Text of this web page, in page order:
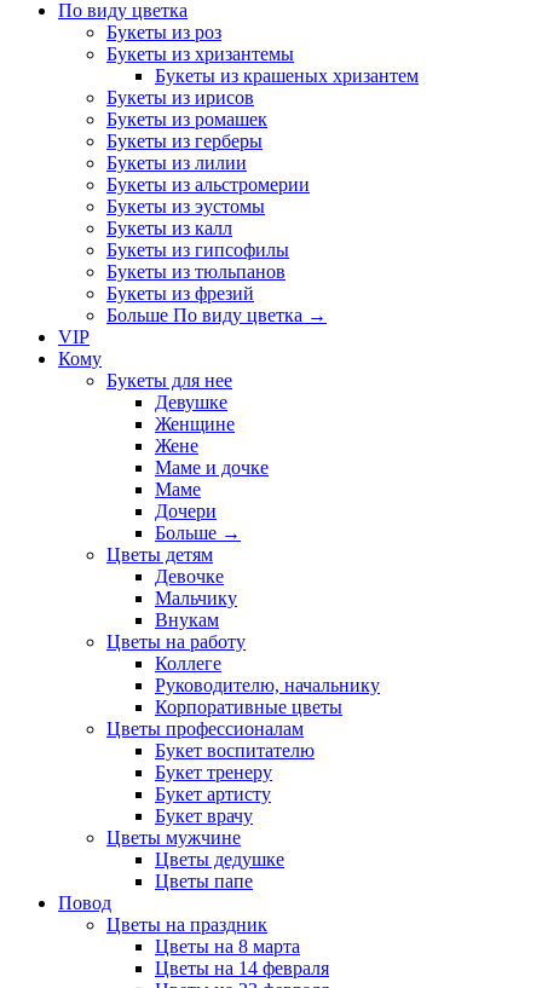
По виду цветка
Букеты из роз
Букеты из хризантемы
Букеты из крашеных хризантем
Букеты из ирисов
Букеты из ромашек
Букеты из герберы
Букеты из лилии
Букеты из альстромерии
Букеты из эустомы
Букеты из калл
Букеты из гипсофилы
Букеты из тюльпанов
Букеты из фрезий
Больше По виду цветка →
VIP
Кому
Букеты для нее
Девушке
Женщине
Жене
Маме и дочке
Маме
Дочери
Больше →
Цветы детям
Девочке
Мальчику
Внукам
Цветы на работу
Коллеге
Руководителю, начальнику
Корпоративные цветы
Цветы профессионалам
Букет воспитателю
Букет тренеру
Букет артисту
Букет врачу
Цветы мужчине
Цветы дедушке
Цветы папе
Повод
Цветы на праздник
Цветы на 8 марта
Цветы на 14 февраля